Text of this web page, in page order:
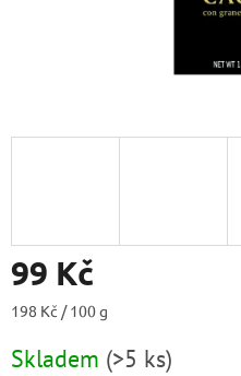
99 Kč
Měrná
198 Kč / 100 g
Skladem (>5 ks)